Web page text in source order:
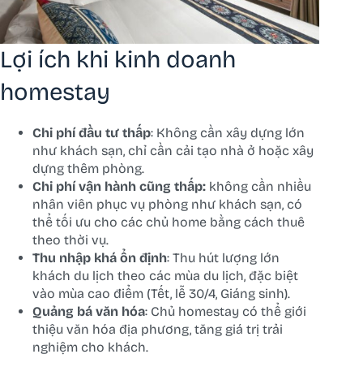
Lợi ích khi kinh doanh
homestay
Chi phí đầu tư thấp: Không cần xây dựng lớn
như khách sạn, chỉ cần cải tạo nhà ở hoặc xây
dựng thêm phòng.
Chi phí vận hành cũng thấp: không cần nhiều
nhân viên phục vụ phòng như khách sạn, có
thể tối ưu cho các chủ home bằng cách thuê
theo thời vụ.
Thu nhập khá ổn định: Thu hút lượng lớn
khách du lịch theo các mùa du lịch, đặc biệt
vào mùa cao điểm (Tết, lễ 30/4, Giáng sinh).
Quảng bá văn hóa: Chủ homestay có thể giới
thiệu văn hóa địa phương, tăng giá trị trải
nghiệm cho khách.